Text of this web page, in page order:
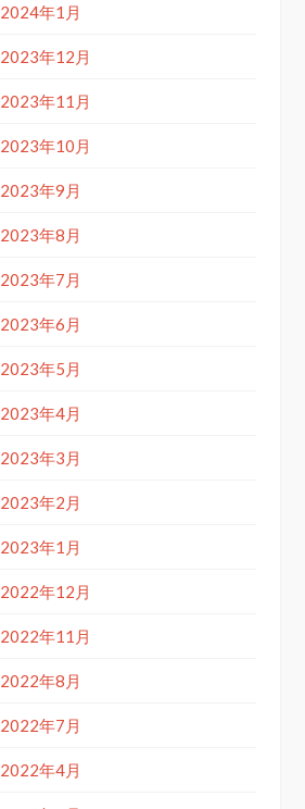
2024年1月
2023年12月
2023年11月
2023年10月
2023年9月
2023年8月
2023年7月
2023年6月
2023年5月
2023年4月
2023年3月
2023年2月
2023年1月
2022年12月
2022年11月
2022年8月
2022年7月
2022年4月